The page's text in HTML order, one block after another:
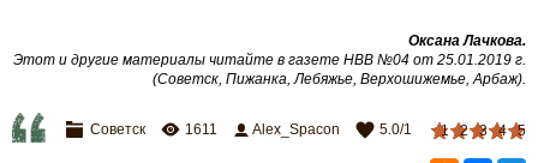
Оксана Лачкова.
Этот и другие материалы читайте в газете НВВ №04 от 25.01.2019 г.
(Советск, Пижанка, Лебяжье, Верхошижемье, Арбаж).
1 2 3 4 5
Советск 1611 Alex_Spacon 5.0/1